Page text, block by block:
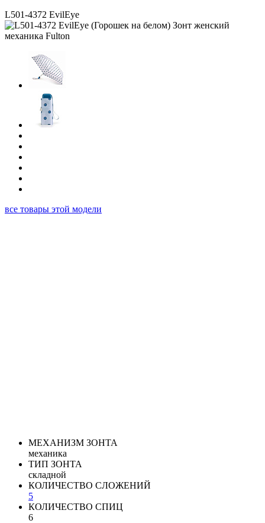
L501-4372 EvilEye
все товары этой модели
МЕХАНИЗМ ЗОНТА
механика
ТИП ЗОНТА
складной
КОЛИЧЕСТВО СЛОЖЕНИЙ
5
КОЛИЧЕСТВО СПИЦ
6